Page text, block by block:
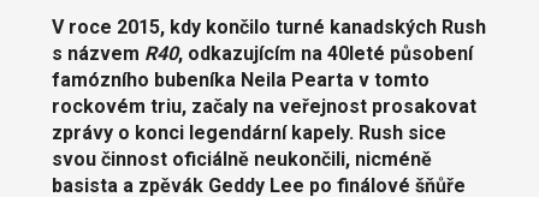
V roce 2015, kdy končilo turné kanadských Rush
s názvem R40, odkazujícím na 40leté působení
famózního bubeníka Neila Pearta v tomto
rockovém triu, začaly na veřejnost prosakovat
zprávy o konci legendární kapely. Rush sice
svou činnost oficiálně neukončili, nicméně
basista a zpěvák Geddy Lee po finálové šňůře